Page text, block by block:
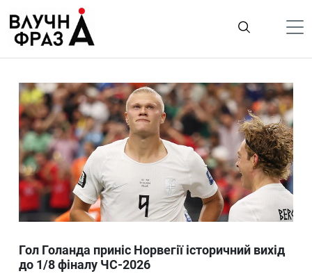
содержимому
Гроші
Життя
Лайфстайл
ТехноНаука
Людина
Ukraine
Гол Голанда приніс Норвегії історичний вихід
до 1/8 фіналу ЧС-2026